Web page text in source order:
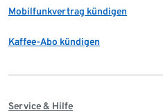
Mobilfunkvertrag kündigen
Kaffee-Abo kündigen
Service & Hilfe